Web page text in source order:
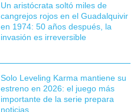
Un aristócrata soltó miles de
cangrejos rojos en el Guadalquivir
en 1974: 50 años después, la
invasión es irreversible
Solo Leveling Karma mantiene su
estreno en 2026: el juego más
importante de la serie prepara
noticias